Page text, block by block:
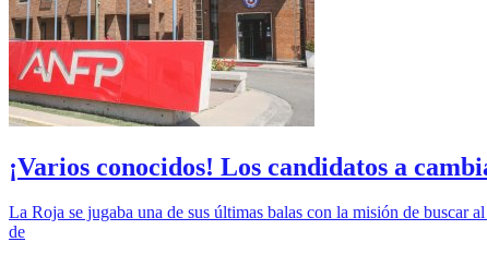
¡Varios conocidos! Los candidatos a
La Roja se jugaba una de sus últimas balas con la misión de buscar
de